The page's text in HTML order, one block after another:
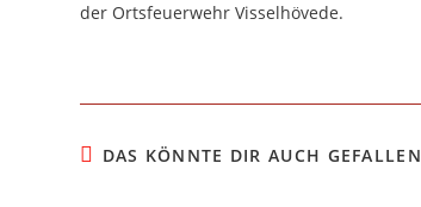
der Ortsfeuerwehr Visselhövede.
DAS KÖNNTE DIR AUCH GEFALLEN